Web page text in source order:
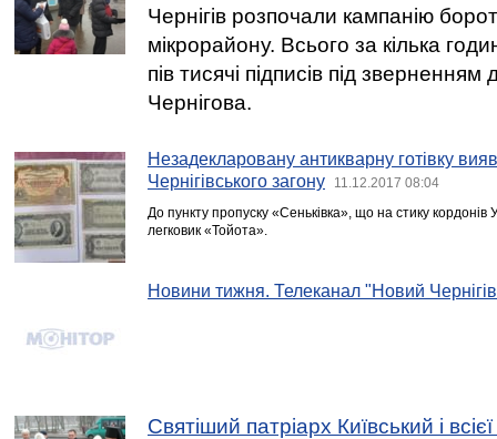
Чернігів розпочали кампанію
мікрорайону. Всього за кілька
пів тисячі підписів під зверненням
Чернігова.
Незадекларовану антикварну готівку
Чернігівського загону
11.12.2017 08:04
До пункту пропуску «Сеньківка», що на стику кордонів
легковик «Тойота».
Новини тижня. Телеканал "Новий
Святіший патріарх Київський і